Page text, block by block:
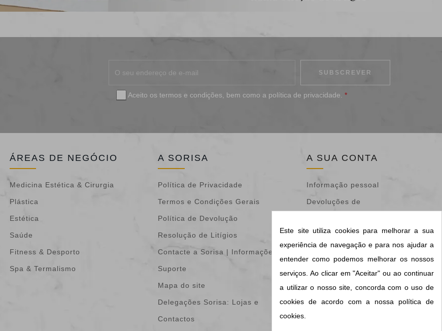
Aceito os termos e condições , bem como a política de privacidade *
ÁREAS DE NEGÓCIO
Medicina Estética & Cirurgia
Plástica
Estética
Saúde
Fitness & Desporto
Spa & Termalismo
A SORISA
Política de Privacidade
Termos e Condições Gerais
Política de Devolução
Resolução de Litígios
Contacte a Sorisa | Informações &
Suporte
Mapa do site
Delegações Sorisa: Lojas e
Contactos
A SUA CONTA
Informação pessoal
Devoluções de
Encomendas
Notas de crédito
Vales de desconto
Os meus alertas
Este site utiliza cookies para melhorar a sua
experiência de navegação e para nos ajudar a
entender como podemos melhorar os nossos
serviços. Ao clicar em "Aceitar" ou ao continuar
a utilizar o nosso site, concorda com o uso de
cookies de acordo com a nossa política de
cookies.